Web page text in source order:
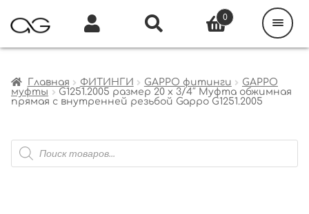
Главная ФИТИНГИ GAPPO фитинги
GAPPO
муфты
G1251.2005 размер 20 х 3/4″ Муфта обжимная
прямая с внутренней резьбой Gappo G1251.2005
Поиск
товаров
0